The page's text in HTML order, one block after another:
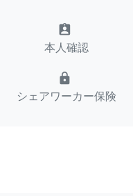
assignment_ind
本人確認
lock
シェアワーカー保険